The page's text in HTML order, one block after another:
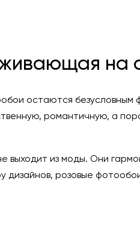
на
остаются безусловным
романтичную, а
выходит из моды. Они
дизайнов, розовые